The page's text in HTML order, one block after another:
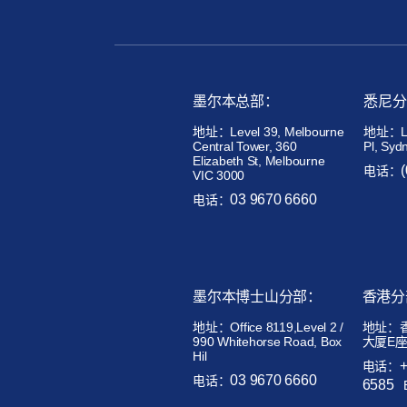
墨尔本总部：
地址：Level 39, Melbourne
Central Tower, 360
Elizabeth St, Melbourne
VIC 3000
电话：03 9670 6660
悉尼
地址：
Pl,
电话：
墨尔本博士山分部：
地址：Office 8119,Level 2 /
990 Whitehorse Road, Box
Hil
电话：03 9670 6660
香港
地址：
大厦E
电话：
6585